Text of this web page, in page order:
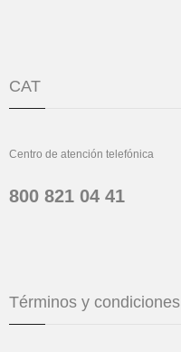
CAT
Centro de atención telefónica
800 821 04 41
Términos y condiciones